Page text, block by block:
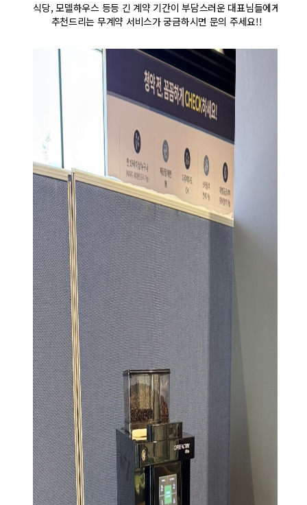
식당, 모델하우스 등등 긴 계약 기간이 부담스러운 대표님들에게
추천드리는 무계약 서비스가 궁금하시면 문의 주세요!!